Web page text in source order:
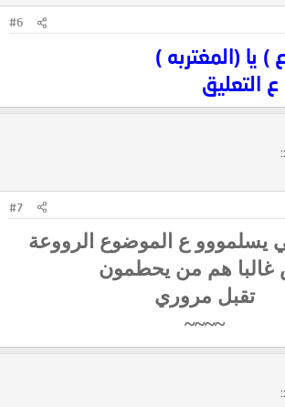
#6
) يا (المغتربه )
التعليق
#7
يسلمووو ع الموضوع الرووعة
هم من يحطمون
تقبل مروري
~~~~